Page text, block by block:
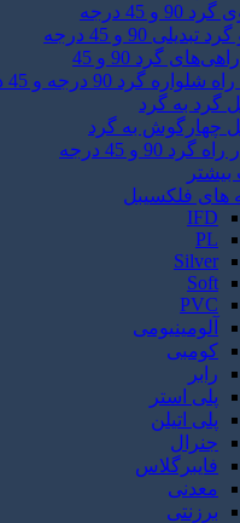
90 و 45 درجه
تبدیلی 90 و 45 درجه
گرد 90 و 45
گرد 90 درجه و 45 درجه
گرد به گرد
چهارگوش به گرد
گرد 90 و 45 درجه
های فلکسیبل
IFD
PL
Silver
Soft
PVC
آلومینیومی
کومبی
رابر
پلی استر
پلی اتیلن
جنرال
فایبرگلاس
معدنی
برزنتی